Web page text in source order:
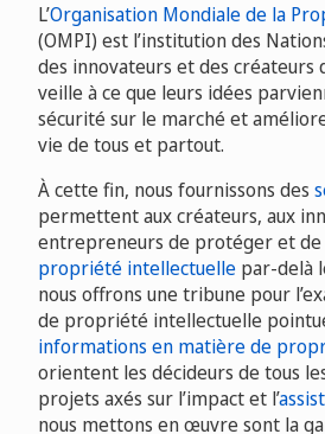
L’Organisation Mondiale de la
(OMPI) est l’institution des
des innovateurs et des créateurs
veille à ce que leurs idées
sécurité sur le marché et
vie de tous et partout.
À cette fin, nous fournissons des
permettent aux créateurs, aux
entrepreneurs de protéger et
propriété intellectuelle par-delà
nous offrons une tribune pour
de propriété intellectuelle
informations en matière de
orientent les décideurs de tous
projets axés sur l’impact et l’
nous mettons en œuvre sont la